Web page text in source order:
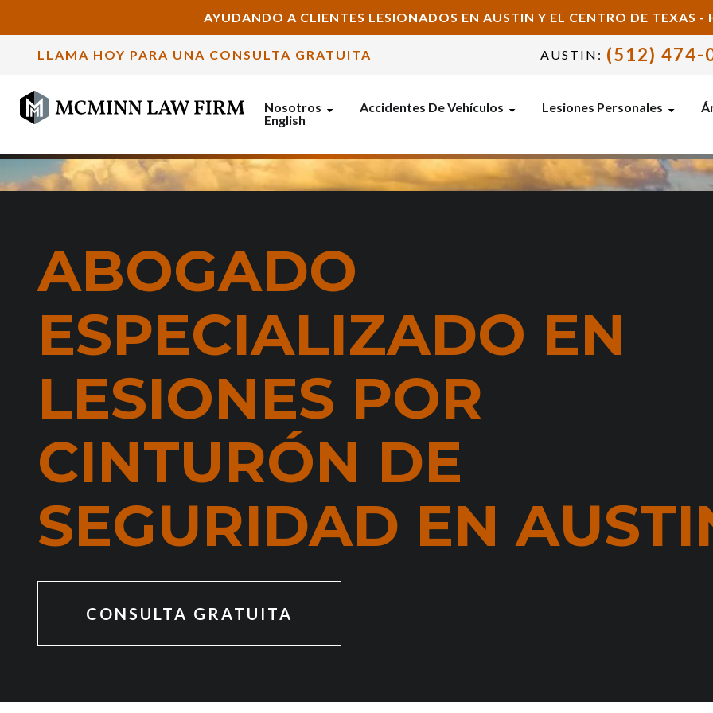
AYUDANDO A CLIENTES LESIONADOS EN AUSTIN Y EL CENTRO DE TEXAS -
LLAMA HOY PARA UNA CONSULTA GRATUITA AUSTIN: (512) 474-
Nosotros Accidentes De Vehículos Lesiones Personales
English
ABOGADO
ESPECIALIZADO EN
LESIONES POR
CINTURÓN DE
SEGURIDAD EN
CONSULTA GRATUITA